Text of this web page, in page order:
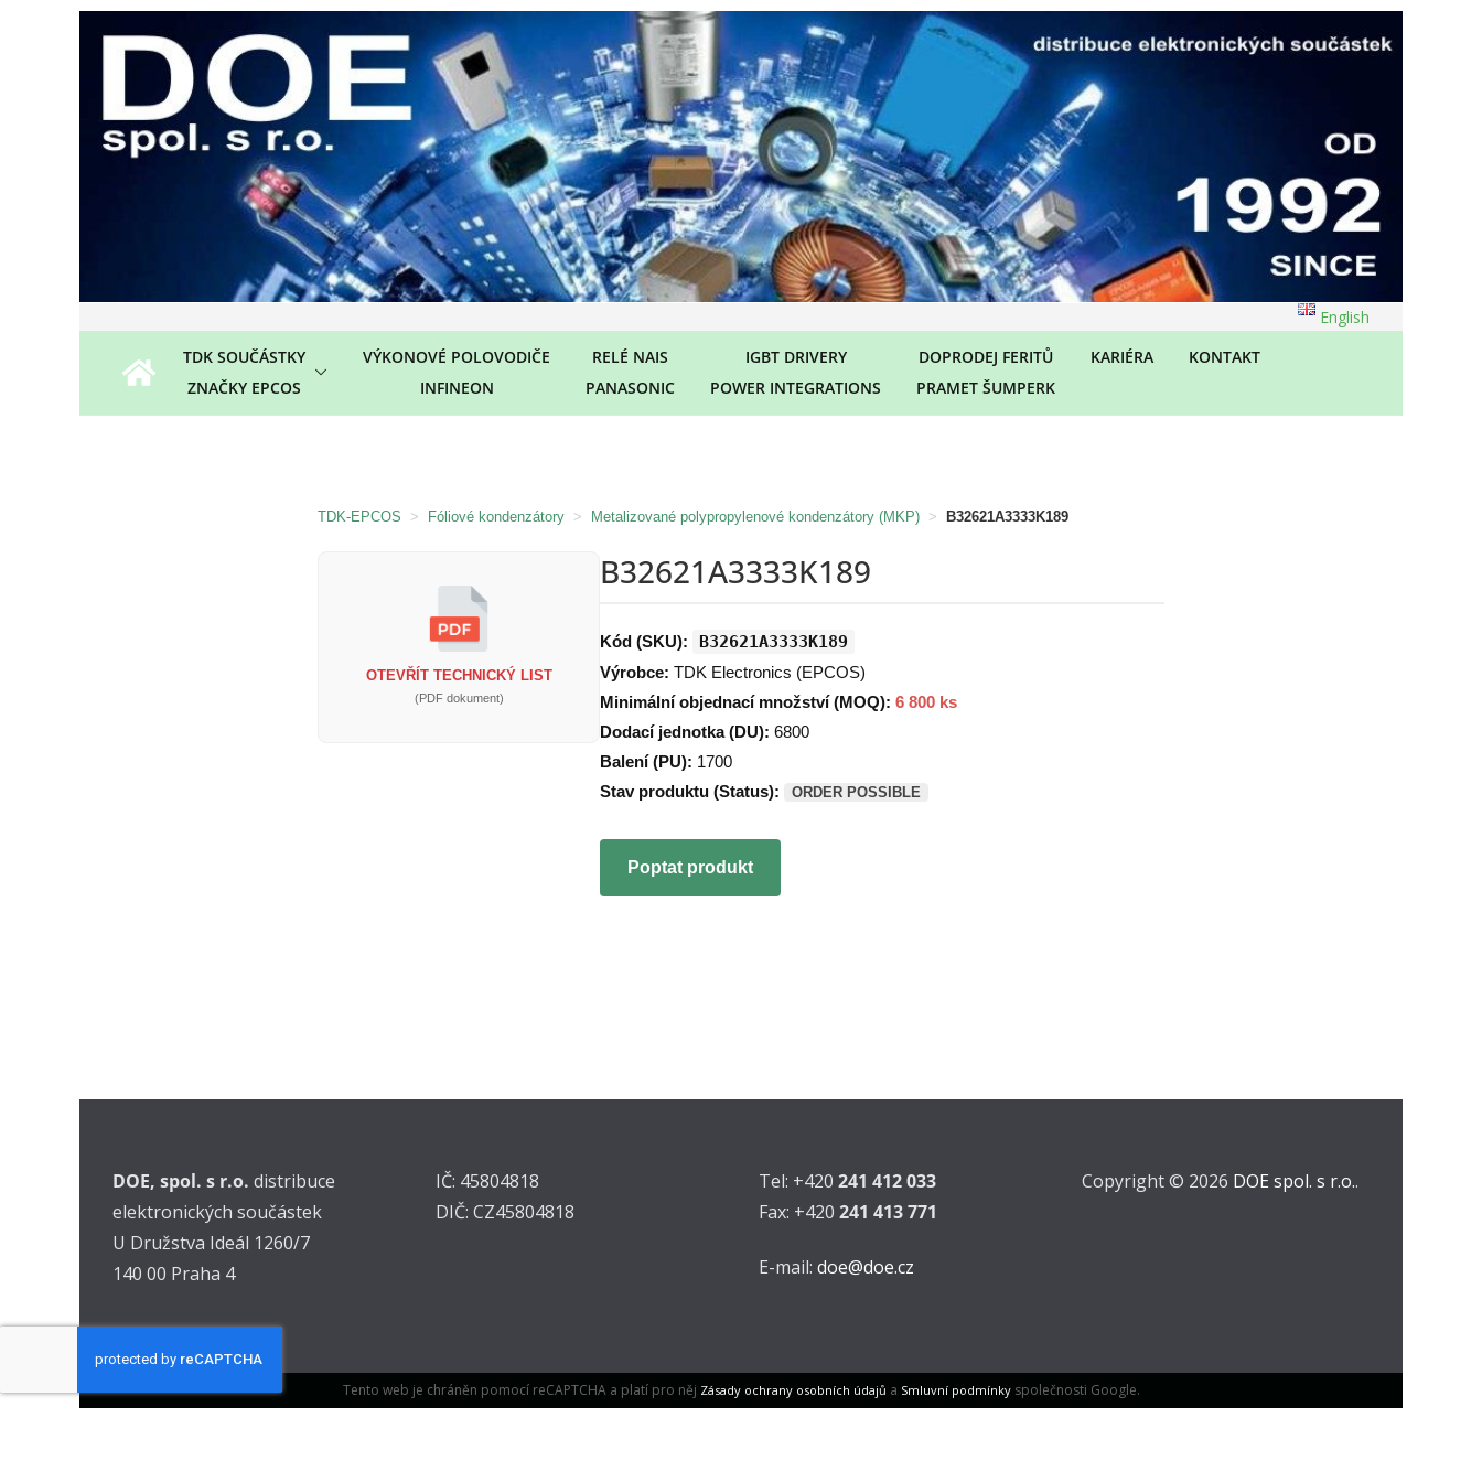
English
TDK SOUČÁSTKY
ZNAČKY EPCOS
VÝKONOVÉ POLOVODIČE
INFINEON
RELÉ NAIS
PANASONIC
IGBT DRIVERY
POWER INTEGRATIONS
DOPRODEJ FERITŮ
PRAMET ŠUMPERK
KARIÉRA KONTAKT
TDK-EPCOS > Fóliové kondenzátory > Metalizované polypropylenové kondenzátory (MKP) > B32621A3333K189
OTEVŘÍT TECHNICKÝ LIST
(PDF dokument)
B32621A3333K189
Kód (SKU): B32621A3333K189
Výrobce: TDK Electronics (EPCOS)
Minimální objednací množství (MOQ): 6 800 ks
Dodací jednotka (DU): 6800
Balení (PU): 1700
Stav produktu (Status):
ORDER POSSIBLE
Poptat produkt
DOE, spol. s r.o. distribuce
elektronických součástek
U Družstva Ideál 1260/7
140 00 Praha 4
IČ: 45804818
DIČ: CZ45804818
Tel: +420 241 412 033
Fax: +420 241 413 771
E-mail: doe@doe.cz
Copyright © 2026 DOE spol. s r.o..
Tento web je chráněn pomocí reCAPTCHA a platí pro něj Zásady ochrany osobních údajů a Smluvní podmínkyspolečnosti Google.